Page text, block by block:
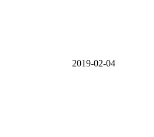
2019-02-04